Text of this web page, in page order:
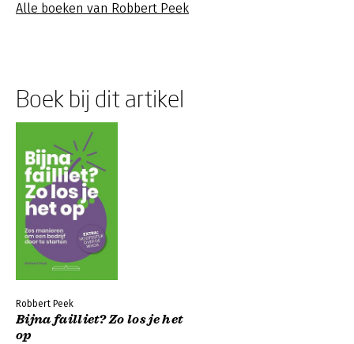
Alle boeken van Robbert Peek
Boek bij dit artikel
Robbert Peek
Bijna failliet? Zo los je het
op